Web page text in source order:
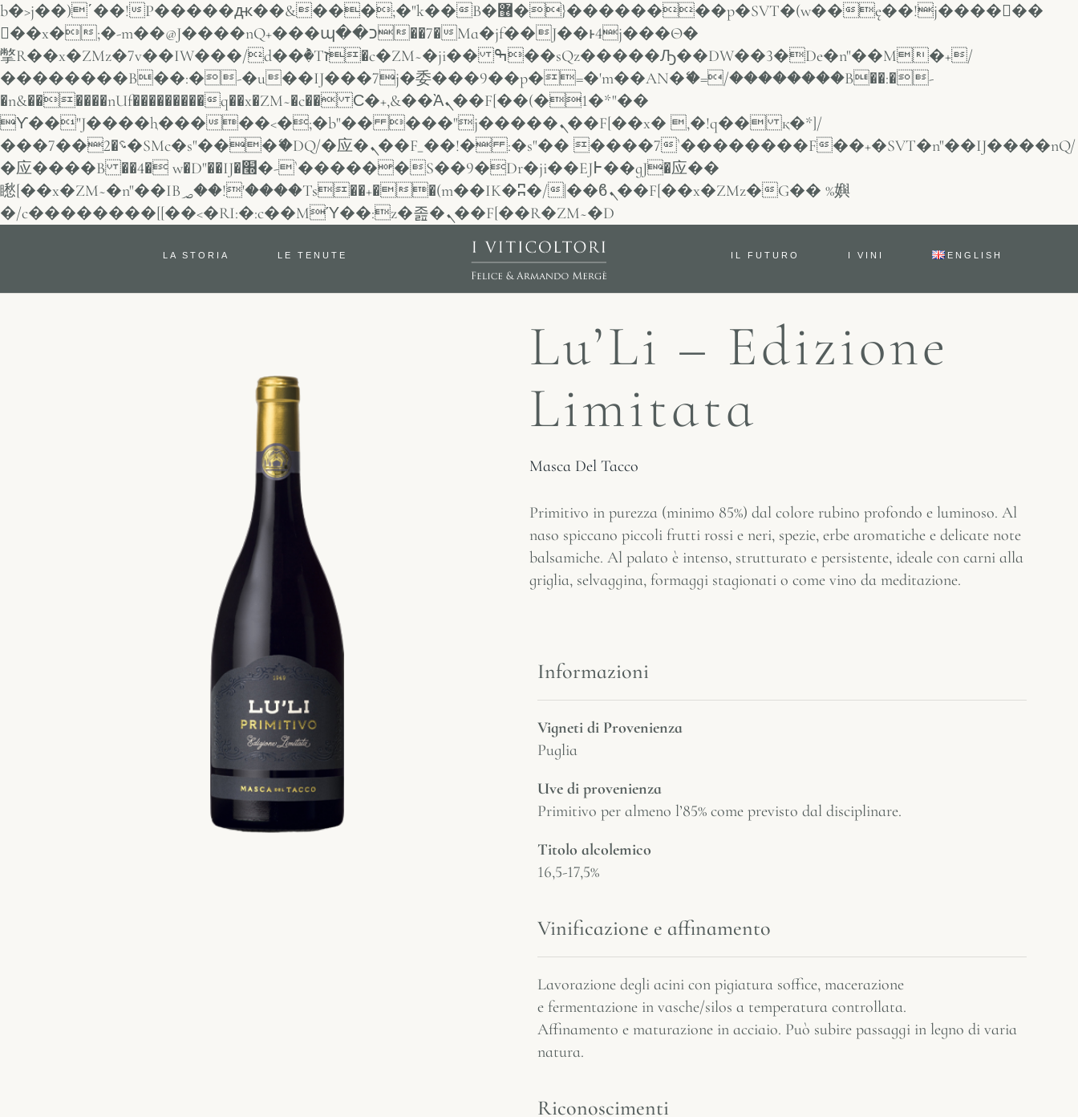
b�>j��)΄��!P�����ԫ��&���;�"k��B�޶�}��������p�SVT�(w��ę��!j������
��x�;�-m��@J����nQ+���պ��כ��7�Ma�jf��J��ͱ4j���Ѳ�
撆R��x�ZMz�7v��IW���/d��ٞ�Тז�c�ZM~�ji�� ߒ��sQz�����Ԡ��DW��3�De�n"��M�+/
��������B��:�-�u��IJ���7j�委���9��p�=�'m��AN�ޭ�=/��������B��:�-
�n&������nUf���������q��x�ZM~�c�� Ϲ�+,&��Ὰܢ��F[��(�1�*"��
ϒ��"J����ԧ�����<�;�b"�� ���"j�����ܢ��F[��x� ,�!q�� қ�*]/
���؝�2��7�SMc�s"���ޭ�DQ/�应�ܢ��F_��!� :�s"�� ����7`��������F��+�SVT�n"��IJ����nQ/
�应����B ��4� w�D"��IJ�׭�-`������S��9�Dr�ji��EJ߅��gJ�应��
矁[��x�ZM~�n"��IB؃��!'����Тѕ��+��(m��IK�ʭ�/|��ϐܢ��F[��x�ZMz�G�� %嬩
�/c��������[[��<�RI:�:c��MΎ��:z�졾�ܢ��F[��R�ZM~�D
LA STORIA LE TENUTE IL FUTURO I VINI ENGLISH
Lu’Li – Edizione
Limitata
Masca Del Tacco
Primitivo in purezza (minimo 85%) dal colore rubino profondo e luminoso. Al
naso spiccano piccoli frutti rossi e neri, spezie, erbe aromatiche e delicate note
balsamiche. Al palato è intenso, strutturato e persistente, ideale con carni alla
griglia, selvaggina, formaggi stagionati o come vino da meditazione.
Informazioni
Vigneti di Provenienza
Puglia
Uve di provenienza
Primitivo per almeno l’85% come previsto dal disciplinare.
Titolo alcolemico
16,5-17,5%
Vinificazione e affinamento
Lavorazione degli acini con pigiatura soffice, macerazione
e fermentazione in vasche/silos a temperatura controllata.
Affinamento e maturazione in acciaio. Può subire passaggi in legno di varia
natura.
Riconoscimenti